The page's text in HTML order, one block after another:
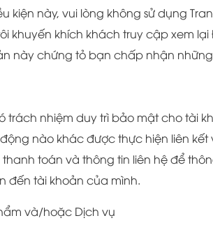
kiện này, vui lòng không sử dụng
khuyến khích khách truy cập xem
này chứng tỏ bạn chấp nhận những
trách nhiệm duy trì bảo mật cho tài
nào khác được thực hiện liên
toán và thông tin liên hệ để
đến tài khoản của mình.
và/hoặc Dịch vụ